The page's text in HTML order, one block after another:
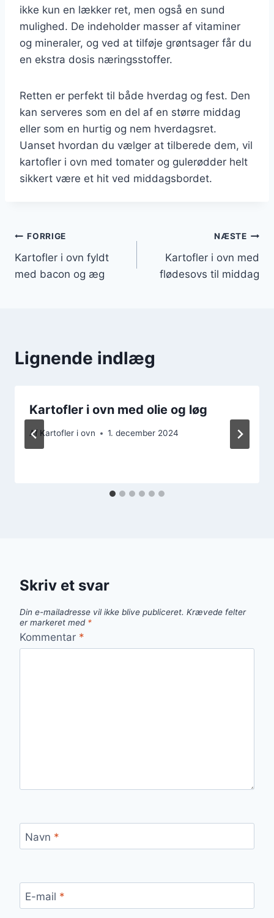
ikke kun en lækker ret, men også en sund
mulighed. De indeholder masser af vitaminer
og mineraler, og ved at tilføje grøntsager får du
en ekstra dosis næringsstoffer.
Retten er perfekt til både hverdag og fest. Den
kan serveres som en del af en større middag
eller som en hurtig og nem hverdagsret.
Uanset hvordan du vælger at tilberede dem, vil
kartofler i ovn med tomater og gulerødder helt
sikkert være et hit ved middagsbordet.
Indlægsnavigation
FORRIGE
Kartofler i ovn fyldt
med bacon og æg
NÆSTE
Kartofler i ovn med
flødesovs til middag
Lignende indlæg
Kartofler i ovn med olie og løg
Af Kartofler i ovn 1. december 2024
Skriv et svar
Din e-mailadresse vil ikke blive publiceret. Krævede felter
er markeret med *
Kommentar *
Navn *
E-mail *